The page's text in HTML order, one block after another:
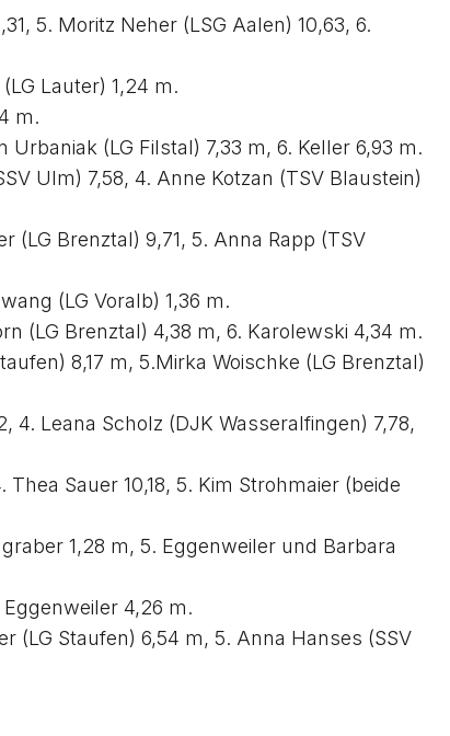
5. Moritz Neher (LSG Aalen) 10,63, 6.
Lauter) 1,24 m.
m.
(LG Filstal) 7,33 m, 6. Keller 6,93 m.
Ulm) 7,58, 4. Anne Kotzan (TSV Blaustein)
(LG Brenztal) 9,71, 5. Anna Rapp (TSV
(LG Voralb) 1,36 m.
(LG Brenztal) 4,38 m, 6. Karolewski 4,34 m.
8,17 m, 5.Mirka Woischke (LG Brenztal)
4. Leana Scholz (DJK Wasseralfingen) 7,78,
Sauer 10,18, 5. Kim Strohmaier (beide
1,28 m, 5. Eggenweiler und Barbara
4,26 m.
(LG Staufen) 6,54 m, 5. Anna Hanses (SSV